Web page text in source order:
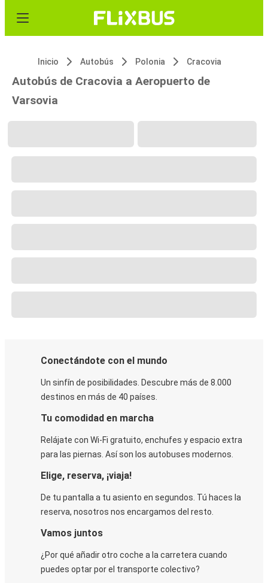
Inicio Autobús Polonia Cracovia
Autobús de Cracovia a Aeropuerto de
Varsovia
Conectándote con el mundo
Un sinfín de posibilidades. Descubre más de 8.000
destinos en más de 40 países.
Tu comodidad en marcha
Relájate con Wi-Fi gratuito, enchufes y espacio extra
para las piernas. Así son los autobuses modernos.
Elige, reserva, ¡viaja!
De tu pantalla a tu asiento en segundos. Tú haces la
reserva, nosotros nos encargamos del resto.
Vamos juntos
¿Por qué añadir otro coche a la carretera cuando
puedes optar por el transporte colectivo?